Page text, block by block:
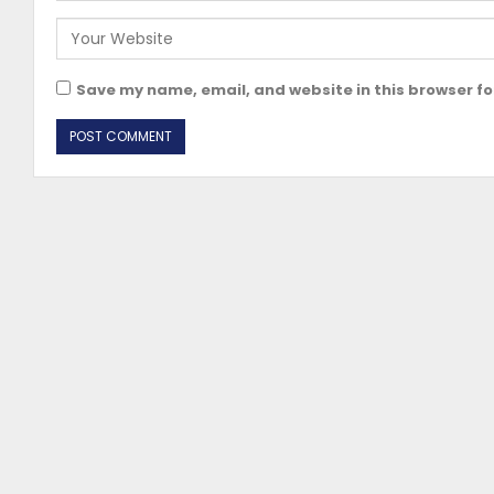
Save my name, email, and website in this browser